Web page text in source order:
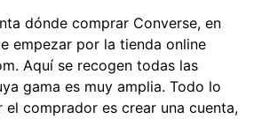
dónde comprar Converse, en
empezar por la tienda online
Aquí se recogen todas las
gama es muy amplia. Todo lo
el comprador es crear una cuenta,